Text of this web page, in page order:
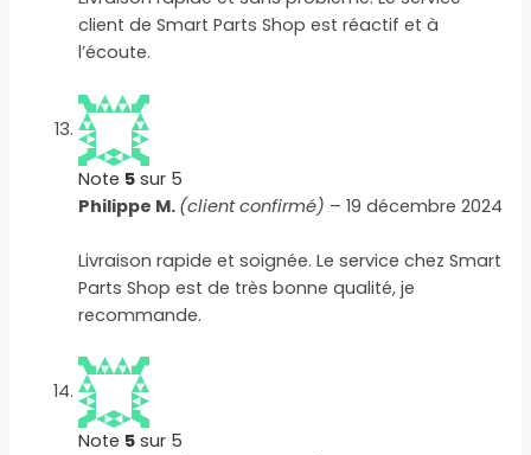
client de Smart Parts Shop est réactif et à
l’écoute.
Note 5 sur 5
Philippe M. (client confirmé) – 19 décembre 2024
Livraison rapide et soignée. Le service chez Smart
Parts Shop est de très bonne qualité, je
recommande.
Note 5 sur 5